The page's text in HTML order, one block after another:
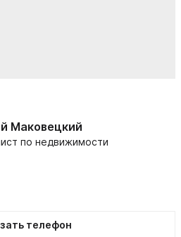
Маковецкий
по недвижимости
телефон